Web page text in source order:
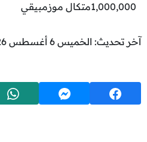
1,000,000متكال موزمبيقي
آخر تحديث: الخميس 6 أغسطس 2026